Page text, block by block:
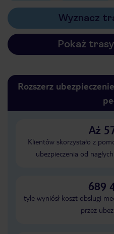
Wyznacz
Pokaż
Rozszerz
Aż
Klientów skorzystało z
ubezpieczenia od
689
tyle wyniósł koszt obsługi
przez